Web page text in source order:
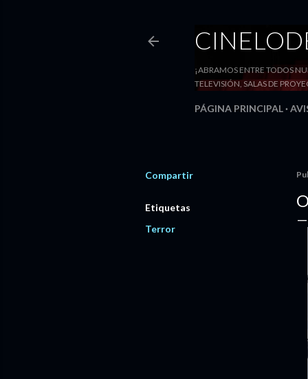
¡ABRAMOS ENTRE TODOS
TELEVISIÓN, SALAS DE
PÁGINA PRINCIPAL
Compartir
Etiquetas
Terror